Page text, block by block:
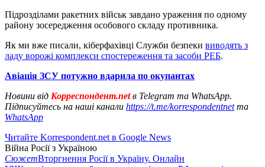
Підрозділами ракетних військ завдано ураження по одному
району зосередження особового складу противника.
Як ми вже писали, кіберфахівці Служби безпеки виводять з
ладу ворожі комплекси спостереження та засоби РЕБ.
Авіація ЗСУ потужно вдарила по окупантах
Новини від Корреспондент.netв Telegram та WhatsApp.
Підписуйтесь на наші канали https://t.me/korrespondentnetта
WhatsApp
Читайте Korrespondent.net в Google News
Війна Росії з Україною
СюжетВторгнення Росії в Україну. Онлайн